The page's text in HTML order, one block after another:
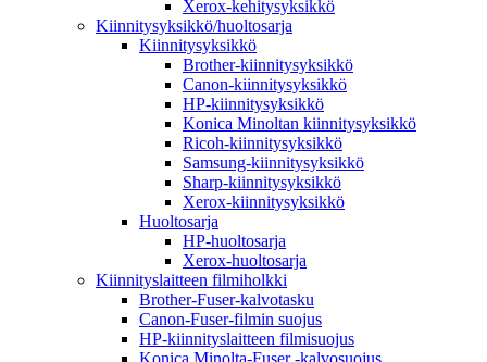
Xerox-kehitysyksikkö
Kiinnitysyksikkö/huoltosarja
Kiinnitysyksikkö
Brother-kiinnitysyksikkö
Canon-kiinnitysyksikkö
HP-kiinnitysyksikkö
Konica Minoltan kiinnitysyksikkö
Ricoh-kiinnitysyksikkö
Samsung-kiinnitysyksikkö
Sharp-kiinnitysyksikkö
Xerox-kiinnitysyksikkö
Huoltosarja
HP-huoltosarja
Xerox-huoltosarja
Kiinnityslaitteen filmiholkki
Brother-Fuser-kalvotasku
Canon-Fuser-filmin suojus
HP-kiinnityslaitteen filmisuojus
Konica Minolta-Fuser -kalvosuojus